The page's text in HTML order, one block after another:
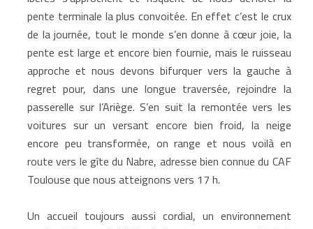
pente terminale la plus convoitée. En effet c’est le crux
de la journée, tout le monde s’en donne à cœur joie, la
pente est large et encore bien fournie, mais le ruisseau
approche et nous devons bifurquer vers la gauche à
regret pour, dans une longue traversée, rejoindre la
passerelle sur l’Ariège. S’en suit la remontée vers les
voitures sur un versant encore bien froid, la neige
encore peu transformée, on range et nous voilà en
route vers le gîte du Nabre, adresse bien connue du CAF
Toulouse que nous atteignons vers 17 h.
Un accueil toujours aussi cordial, un environnement